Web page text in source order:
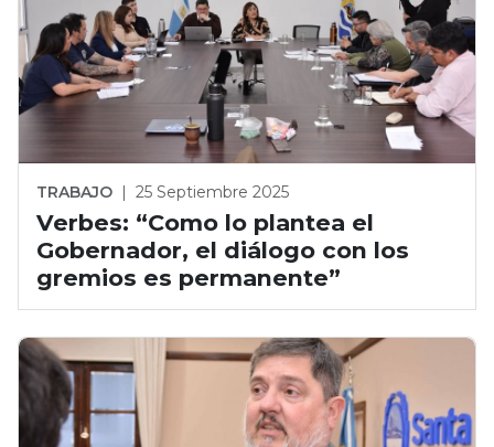
TRABAJO | 25 Septiembre 2025
Verbes: “Como lo plantea el
Gobernador, el diálogo con los
gremios es permanente”